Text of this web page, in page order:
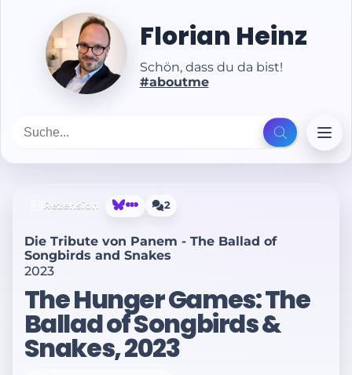
Florian Heinz
Schön, dass du da bist!
#aboutme
Rezension 2
Die Tribute von Panem - The Ballad of
Songbirds and Snakes
2023
The Hunger Games: The
Ballad of Songbirds &
Snakes, 2023